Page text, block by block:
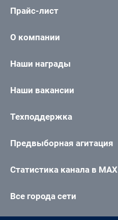
Прайс-лист
О компании
Наши награды
Наши вакансии
Техподдержка
Предвыборная агитация
Статистика канала в MAX
Все города сети